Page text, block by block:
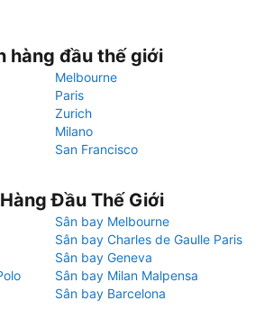
hàng đầu thế giới
Melbourne
Paris
Zurich
Milano
San Francisco
Đầu Thế Giới
Sân bay Melbourne
Sân bay Charles de Gaulle Paris
Sân bay Geneva
Sân bay Milan Malpensa
Sân bay Barcelona